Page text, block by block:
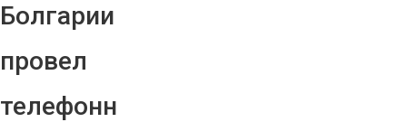
Болгарии
провел
телефонн